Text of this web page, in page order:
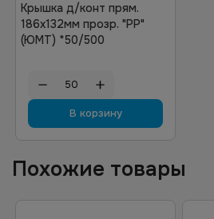
Крышка д/конт прям.
186х132мм прозр. "РР"
(ЮМТ) *50/500
В корзину
Похожие товары